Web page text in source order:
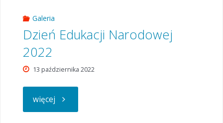
Galeria
Dzień Edukacji Narodowej
2022
13 października 2022
więcej "Dzień